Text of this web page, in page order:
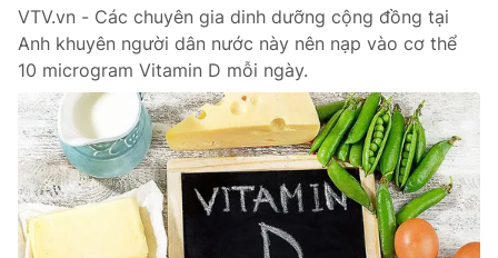
Photo Infographic
Video Shorts video
VTV Money VTV Thể thao
VTV Sức khoẻ Bất động sản
VTV.vn - Các chuyên gia dinh dưỡng cộng đồng tại
Anh khuyên người dân nước này nên nạp vào cơ thể
10 microgram Vitamin D mỗi ngày.